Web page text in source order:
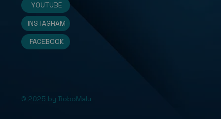
© 2025 by BoboMalu
INSTAGRAM
FACEBOOK
YOUTUBE